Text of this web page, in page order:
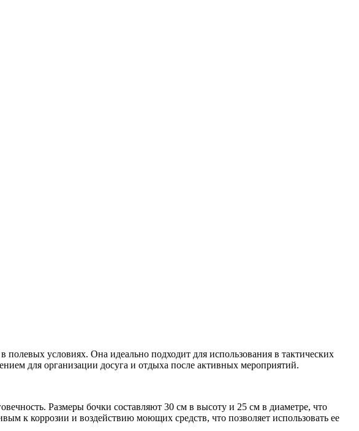
условиях. Она идеально подходит для использования в тактических
для организации досуга и отдыха после активных мероприятий.
Размеры бочки составляют 30 см в высоту и 25 см в диаметре, что
к коррозии и воздействию моющих средств, что позволяет использовать ее